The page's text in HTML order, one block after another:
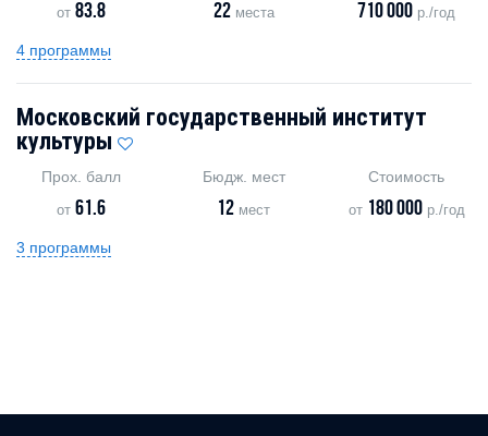
от83.8 22места 710 000 р./год
4 программы
Московский государственный институт
культуры
Прох. балл
от61.6
Бюдж. мест
12 мест
Стоимость
от 180 000р./год
3 программы